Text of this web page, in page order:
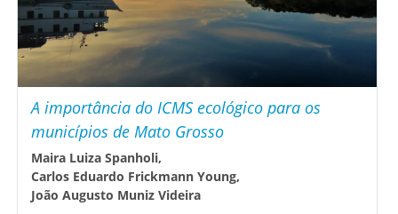
A importância do ICMS ecológico para os
municípios de Mato Grosso
Maira Luiza Spanholi,
Carlos Eduardo Frickmann Young,
João Augusto Muniz Videira